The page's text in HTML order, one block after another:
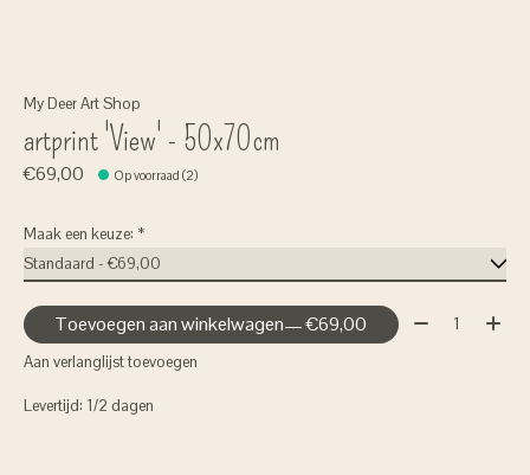
My Deer Art Shop
artprint 'View' - 50x70cm
€69,00 Op voorraad (2)
Maak een keuze: *
Toevoegen aan winkelwagen — €69,00 Aantal:
Aan verlanglijst toevoegen
Levertijd: 1/2 dagen